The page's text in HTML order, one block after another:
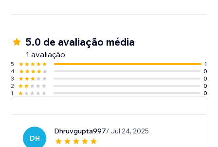
5.0 de avaliação média
1 avaliação
5
1
4
0
3
0
2
0
1
0
DH
Dhruvgupta997/ Jul 24, 2025